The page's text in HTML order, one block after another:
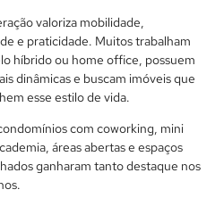
valoriza mobilidade,
e praticidade. Muitos trabalham
híbrido ou home office, possuem
dinâmicas e buscam imóveis que
esse estilo de vida.
com coworking, mini
áreas abertas e espaços
ganharam tanto destaque nos